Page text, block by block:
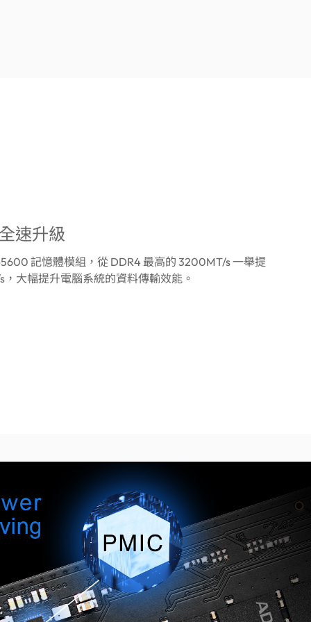
速升級
記憶體模組，從 DDR4 最高的 3200MT/s 一舉提
大幅提升電腦系統的資料傳輸效能。